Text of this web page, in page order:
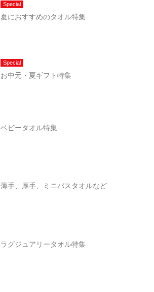
Special
夏におすすめのタオル特集
Special
お中元・夏ギフト特集
ベビータオル特集
薄手、厚手、ミニバスタオルなど
ラグジュアリータオル特集